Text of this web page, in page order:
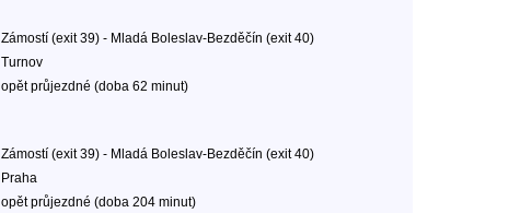
Zámostí (exit 39) - Mladá Boleslav-Bezděčín (exit 40)
Turnov
opět průjezdné (doba 62 minut)
Zámostí (exit 39) - Mladá Boleslav-Bezděčín (exit 40)
Praha
opět průjezdné (doba 204 minut)